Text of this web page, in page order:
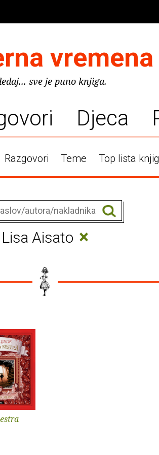
vremena
sve je puno knjiga.
Djeca
Razgovori Teme Top lista
Lisa Aisato ×